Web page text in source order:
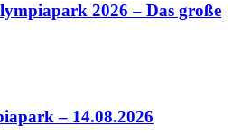
2026 – Das große
– 14.08.2026